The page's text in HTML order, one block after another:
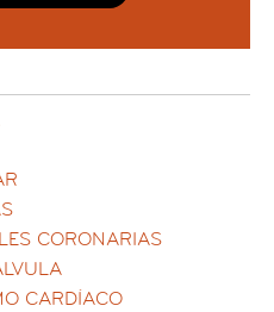
CORONARIAS
CARDÍACO